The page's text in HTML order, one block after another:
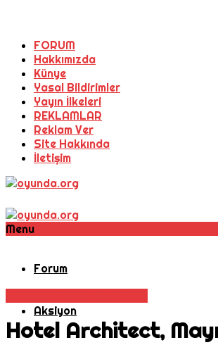
FORUM
Hakkımızda
Künye
Yasal Bildirimler
Yayın İlkeleri
REKLAMLAR
Reklam Ver
Site Hakkında
İletişim
Menu
Forum
Aksiyon
Hotel Architect,